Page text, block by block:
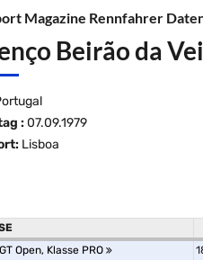
Magazine Rennfahrer
Beirão da
: 07.09.1979
Lisboa
Open, Klasse PRO